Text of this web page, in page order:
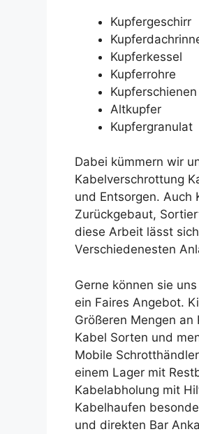
Kupfergeschirr
Kupferkessel
Kupferrohre
Kupferschienen
Altkupfer
Kupfergranulat
Dabei kümmern wir
Kabelverschrottung
und Entsorgen. Auch
Zurückgebaut,
diese Arbeit lässt
Verschiedenesten
Gerne können sie
ein Faires Angebot.
Größeren Mengen
Kabel Sorten und
Mobile
einem Lager mit
Kabelabholung mit
Kabelhaufen
und direkten Bar